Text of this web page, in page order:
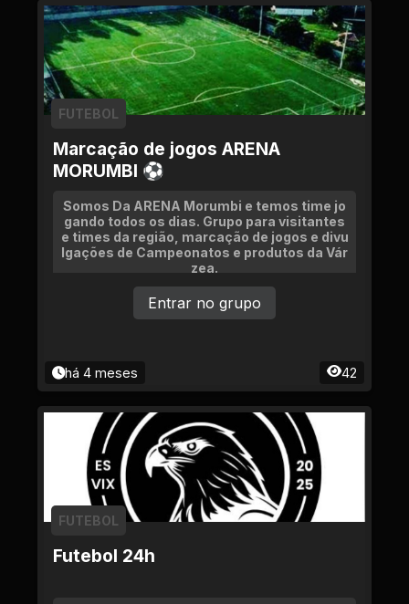
Marcação de jogos ARENA
MORUMBI ⚽
FUTEBOL
Somos Da ARENA Morumbi e temos time jo
gando todos os dias. Grupo para visitantes
e times da região, marcação de jogos e divu
lgações de Campeonatos e produtos da Vár
zea.
há 4 meses 42
Entrar no grupo
Futebol 24h
FUTEBOL